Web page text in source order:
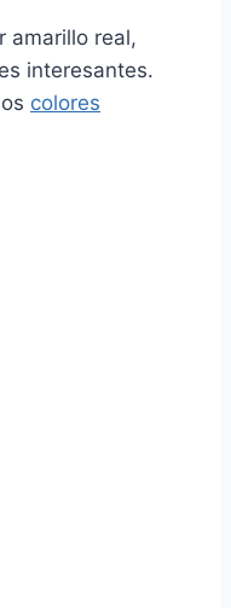
amarillo real,
interesantes.
colores